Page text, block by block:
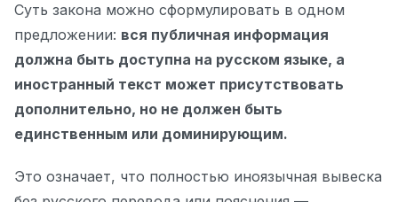
Суть закона можно сформулировать в одном
предложении: вся публичная информация
должна быть доступна на русском языке, а
иностранный текст может присутствовать
дополнительно, но не должен быть
единственным или доминирующим.
Это означает, что полностью иноязычная вывеска